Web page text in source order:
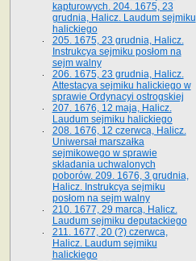
kapturowych. 204. 1675, 23
grudnia, Halicz. Laudum sejmiku
halickiego
205. 1675, 23 grudnia, Halicz.
Instrukcya sejmiku posłom na
sejm walny
206. 1675, 23 grudnia, Halicz.
Attestacya sejmiku halickiego w
sprawie Ordynacyi ostrogskiej
207. 1676, 12 maja, Halicz.
Laudum sejmiku halickiego
208. 1676, 12 czerwca, Halicz.
Uniwersał marszałka
sejmikowego w sprawie
składania uchwalonych
poborów. 209. 1676, 3 grudnia,
Halicz. Instrukcya sejmiku
posłom na sejm walny
210. 1677, 29 marca, Halicz.
Laudum sejmiku deputackiego
211. 1677, 20 (?) czerwca,
Halicz. Laudum sejmiku
halickiego